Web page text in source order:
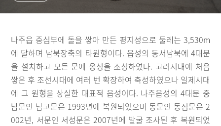
나주읍 중심부에 돌을 쌓아 만든 평지성으로 둘레는 3,530m
에 달하며 남북장축의 타원형이다. 읍성의 동서남북에 4대문
을 설치하고 모든 문에 옹성을 조성하였다. 고려시대에 처음
쌓은 후 조선시대에 여러 번 확장하여 축성하였으나 일제시대
에 그 원형을 상실한 대표적 읍성이다. 나주읍성의 4대문 중
남문인 남고문은 1993년에 복원되었으며 동문인 동점문은 2
002년, 서문인 서성문은 2007년에 발굴 조사된 후 복원되었